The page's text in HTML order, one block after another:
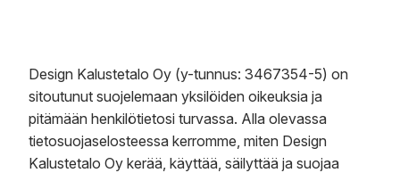
Design Kalustetalo Oy (y-tunnus: 3467354-5) on
sitoutunut suojelemaan yksilöiden oikeuksia ja
pitämään henkilötietosi turvassa. Alla olevassa
tietosuojaselosteessa kerromme, miten Design
Kalustetalo Oy kerää, käyttää, säilyttää ja suojaa